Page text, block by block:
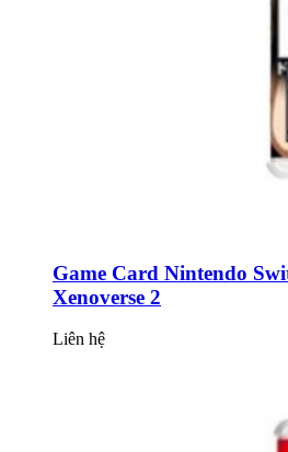
Game Card Nintendo
Xenoverse 2
Liên hệ